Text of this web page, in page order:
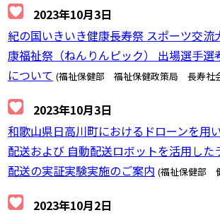
2023年10月3日
紀の国いきいき健康長寿祭 スポーツ交流
康福祉祭（ねんりんピック） 出場選手選
について (福祉保健部 福祉保健政策局 長寿社
2023年10月3日
和歌山県日高川町におけるドローンを用
配送および 自動配送ロボットを活用した
配送の実証実験実施のご案内 (福祉保健部
2023年10月2日